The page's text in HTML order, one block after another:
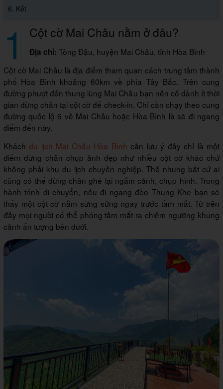
6. Kết
1 Cột cờ Mai Châu nằm ở đâu?
Địa chỉ: Tòng Đậu, huyện Mai Châu, tỉnh Hòa Bình
Cột cờ Mai Châu là địa điểm tham quan cách trung tâm thành
phố Hòa Bình khoảng 60km về phía Tây Bắc. Trên cung
đường phượt đến thung lũng Mai Châu bạn nên cố dành ít thời
gian dừng chân tại cột cờ để check-in. Chỉ cần chạy theo cung
đường quốc lộ 6 về Mai Châu hoặc Hòa Bình là sẽ đi ngang
điểm đến này.
Kháchdu lịch Mai Châu Hòa Bình cần lưu ý đây chỉ là một
điểm dừng chân chụp ảnh đẹp như nhiều cột cờ khác chứ
không phải khu du lịch chuyên nghiệp. Thế nhưng bất cứ ai
cũng có thể dừng chân ghé lại ngắm cảnh, chụp hình. Trong
hành trình di chuyển, nếu đi ngang đèo Thung Khe bạn sẽ
thấy một cột cờ nằm sừng sững ngay trước tầm mắt. Từ trên
đây mọi người có thể phóng tầm mắt ra chiêm ngưỡng khung
cảnh ấn tượng bên dưới.